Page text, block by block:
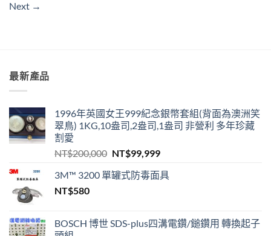
Next →
最新產品
1996年英國女王999紀念銀幣套組(背面為澳洲笑
翠鳥) 1KG,10盎司,2盎司,1盎司 非營利 多年珍藏
割愛
NT$200,000 原
價
NT$99,999目
價
3M™ 3200 單罐式防毒面具
NT$580
BOSCH 博世 SDS-plus四溝電鑽/鎚鑽用 轉換起子